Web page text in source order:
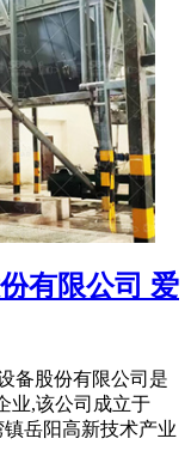
有限公司 爱
备股份有限公司是
业,该公司成立于
镇岳阳高新技术产业